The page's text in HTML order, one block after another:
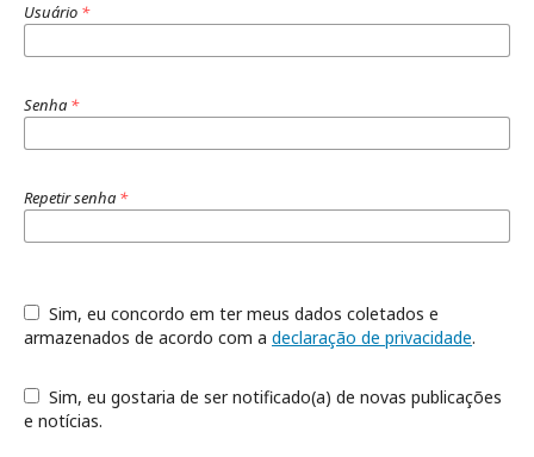
Usuário *
Senha *
Repetir senha *
armazenados de acordo com a declaração de privacidade.
e notícias.